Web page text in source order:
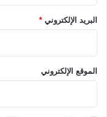
البريد الإلكتروني *
الموقع الإلكتروني